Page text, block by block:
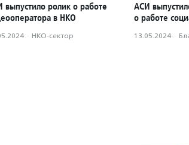
выпустило ролик о работе
в НКО
· НКО-сектор
АСИ
о работе
13.05.2024 ·